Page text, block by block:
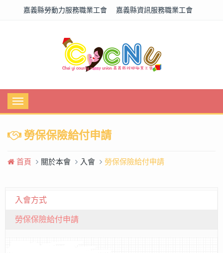
嘉義縣勞動力服務職業工會 嘉義縣資訊服務職業工會
Toggle
navigation
勞保保險給付申請
首頁 關於本會 入會 勞保保險給付申請
入會方式
勞保保險給付申請